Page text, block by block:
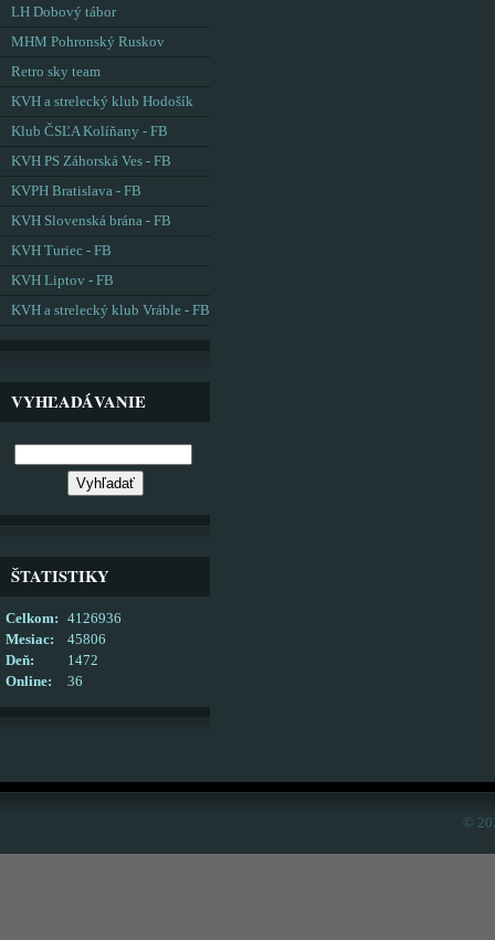
LH Dobový tábor
MHM Pohronský Ruskov
Retro sky team
KVH a strelecký klub Hodošík
Klub ČSĽA Kolíňany - FB
KVH PS Záhorská Ves - FB
KVPH Bratislava - FB
KVH Slovenská brána - FB
KVH Turiec - FB
KVH Liptov - FB
KVH a strelecký klub Vráble - FB
VYHĽADÁVANIE
ŠTATISTIKY
Online: 36
Celkom:
4126936
Mesiac:
45806
Deň:
1472
©